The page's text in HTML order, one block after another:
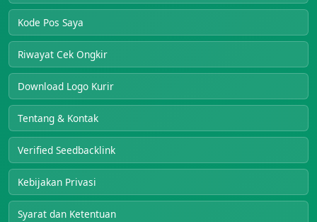
Kode Pos Saya
Riwayat Cek Ongkir
Download Logo Kurir
Tentang & Kontak
Verified Seedbacklink
Kebijakan Privasi
Syarat dan Ketentuan